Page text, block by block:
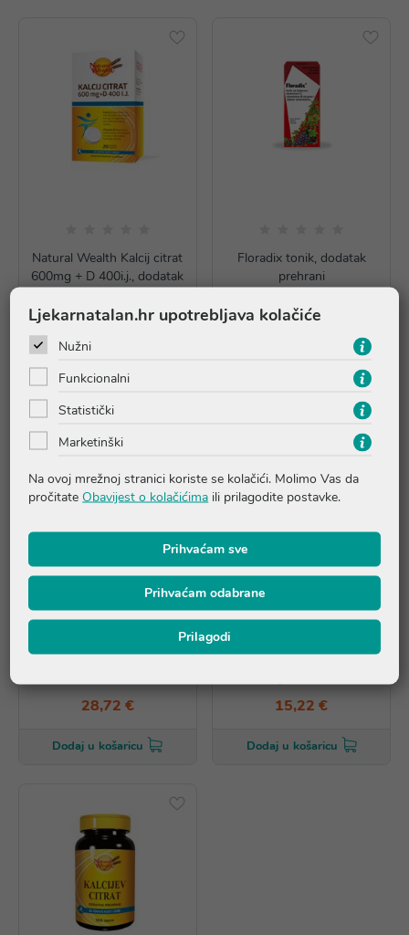
Natural Wealth Kalcij citrat
600mg + D 400i.j., dodatak
10,19 €
Floradix tonik, dodatak
prehrani
23,99 €
dodatak prehrani
28,72 €
Dodaj u košaricu
Natural Wealth Kalcij 600 +
Vitamin D, dodatak
15,22 €
Dodaj u košaricu
Ljekarnatalan.hr upotrebljava kolačiće
Nužni
Funkcionalni
Statistički
Marketinški
Na ovoj mrežnoj stranici koriste se kolačići. Molimo Vas da
pročitate Obavijest o kolačićima ili prilagodite postavke.
Prihvaćam sve
Prihvaćam odabrane
Prilagodi